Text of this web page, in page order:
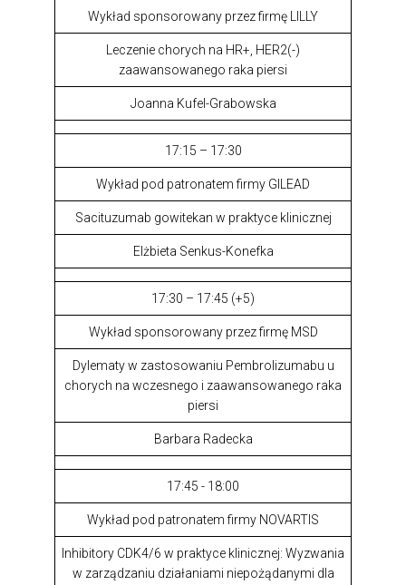
Wykład sponsorowany przez firmę LILLY
Leczenie chorych na HR+, HER2(-)
zaawansowanego raka piersi
Joanna Kufel-Grabowska
17:15 – 17:30
Wykład pod patronatem firmy GILEAD
Sacituzumab gowitekan w praktyce klinicznej
Elżbieta Senkus-Konefka
17:30 – 17:45 (+5)
Wykład sponsorowany przez firmę MSD
Dylematy w zastosowaniu Pembrolizumabu u
chorych na wczesnego i zaawansowanego raka
piersi
Barbara Radecka
17:45 - 18:00
Wykład pod patronatem firmy NOVARTIS
Inhibitory CDK4/6 w praktyce klinicznej: Wyzwania
w zarządzaniu działaniami niepożądanymi dla